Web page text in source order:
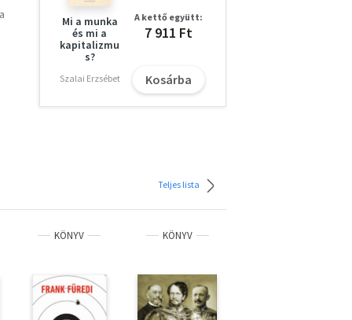
Mi a munka
és mi a
kapitalizmu
s?
Szalai Erzsébet
A kettő együtt:
7 911 Ft
Kosárba
Teljes lista
KÖNYV KÖNYV